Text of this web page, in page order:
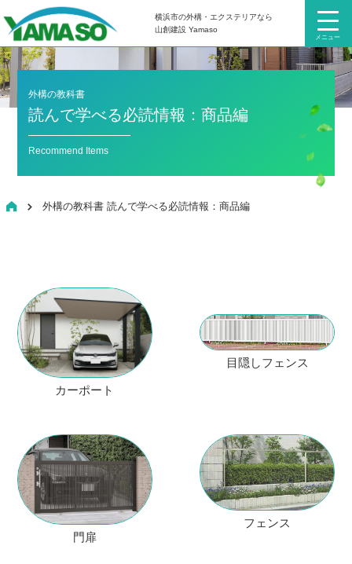
メニュー
横浜市の外構・エクステリアなら
山創建設 Yamaso
外構の教科書
読んで学べる必読情報：商品編
Recommend Items
HOME外構の教科書 読んで学べる必読情報：商品編
カーポート
目隠しフェンス
門扉
フェンス